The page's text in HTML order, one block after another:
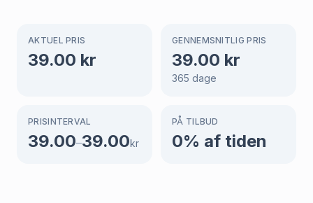
AKTUEL PRIS
39.00 kr
GENNEMSNITLIG PRIS
39.00 kr
365 dage
PRISINTERVAL
39.00–39.00kr
PÅ TILBUD
0% af tiden